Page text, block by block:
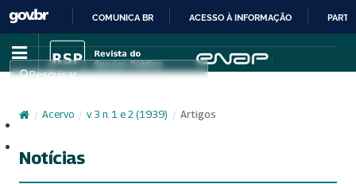
IR
PARA
CONTEÚDO
COMUNICA BR ACESSO À INFORMAÇÃO
Pesquisar
/ Acervo / v. 3 n. 1 e 2 (1939) / Artigos
Notícias